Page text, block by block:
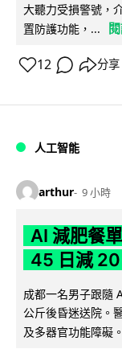
大聽力受損警號，
置防護功能，...
12 分享
人工智能
arthur 9 小時
AI 減肥餐
45 日減
成都一名男子跟隨
公斤後昏迷送院。
及多器官功能障礙